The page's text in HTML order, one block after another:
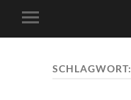
Mobile-
Menü
SCHLAGWORT: